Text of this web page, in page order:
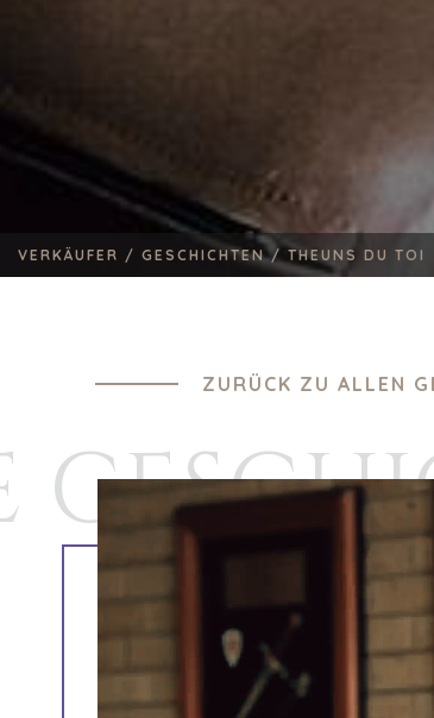
VERKÄUFER / GESCHICHTEN / THEUNS DU TOI
ZURÜCK ZU ALLEN